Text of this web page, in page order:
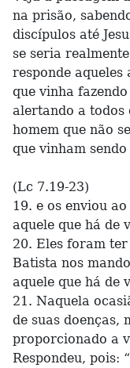
na prisão,
discípulos até
se seria
responde aqueles
que vinha
alertando a todos
homem que não
que vinham
(Lc 7.19-23)
19. e os enviou
aquele que há de
20. Eles foram ter
Batista nos
aquele que há de
21. Naquela
de suas doenças,
proporcionado a
Respondeu, pois: